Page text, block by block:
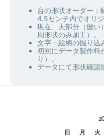
台の形状オーダー：
4.5センチ内でオリ
現在、天部分（倣い
周形状のみ加工）。
文字・絵柄の掘り込
初回にデータ製作料
り）。
データにて形状確認
日
月 火